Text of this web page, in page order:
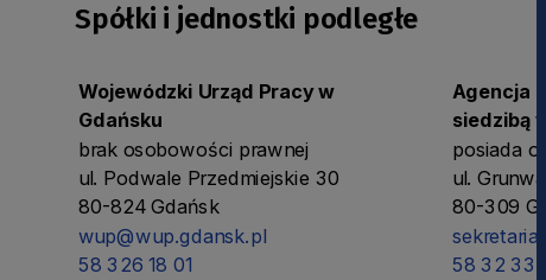
Spółki i jednostki podległe
Wojewódzki Urząd Pracy w
Gdańsku
brak osobowości prawnej
ul. Podwale Przedmiejskie 30
80-824 Gdańsk
wup@wup.gdansk.pl
58 326 18 01
Agencja
siedzibą
posiada
ul.
80-309
58 32 33